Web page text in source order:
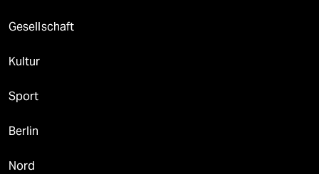
Gesellschaft
Kultur
Sport
Berlin
Nord